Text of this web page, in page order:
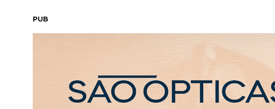
PUB
ENTREVISTA SOCIEDADE SAÚDE ECONOMIA DESPORTO
Quando iremos proteger o que é nosso?